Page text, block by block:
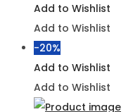
Add to Wishlist
Add to Wishlist
-20%
Add to Wishlist
Add to Wishlist